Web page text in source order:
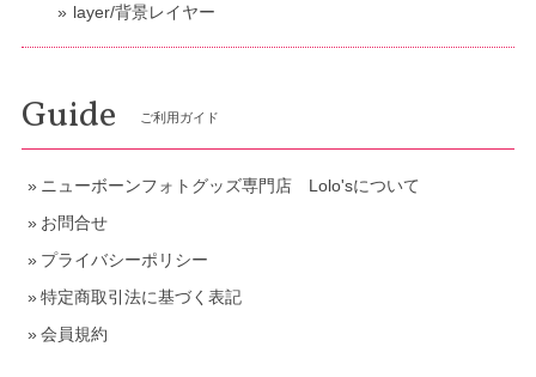
layer/背景レイヤー
Guide ご利用ガイド
ニューボーンフォトグッズ専門店 Lolo'sについて
お問合せ
プライバシーポリシー
特定商取引法に基づく表記
会員規約